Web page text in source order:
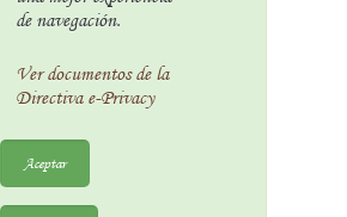
de navegación.
Ver documentos de la
Directiva e-Privacy
Aceptar